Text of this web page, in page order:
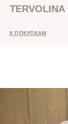
TERVOLINA
К ПОКУПКАМ